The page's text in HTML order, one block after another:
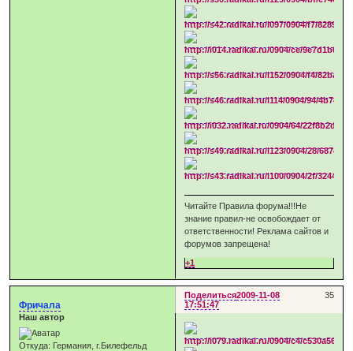
Читайте Правила форума!!!Не
знание правил-не освобождает от
ответственности! Реклама сайтов и
форумов запрещена!
+1
Поделиться 35
2009-11-08
17:51:47
Фричала
Наш автор
Откуда: Германия, г.Билефельд